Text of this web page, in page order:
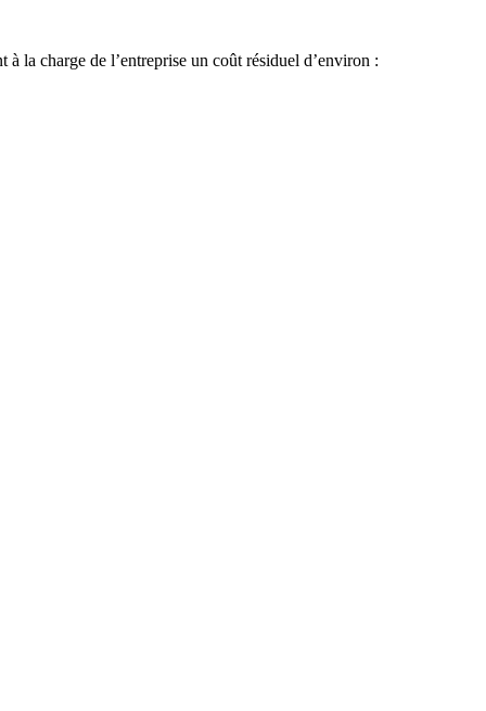
la charge de l’entreprise un coût résiduel d’environ :